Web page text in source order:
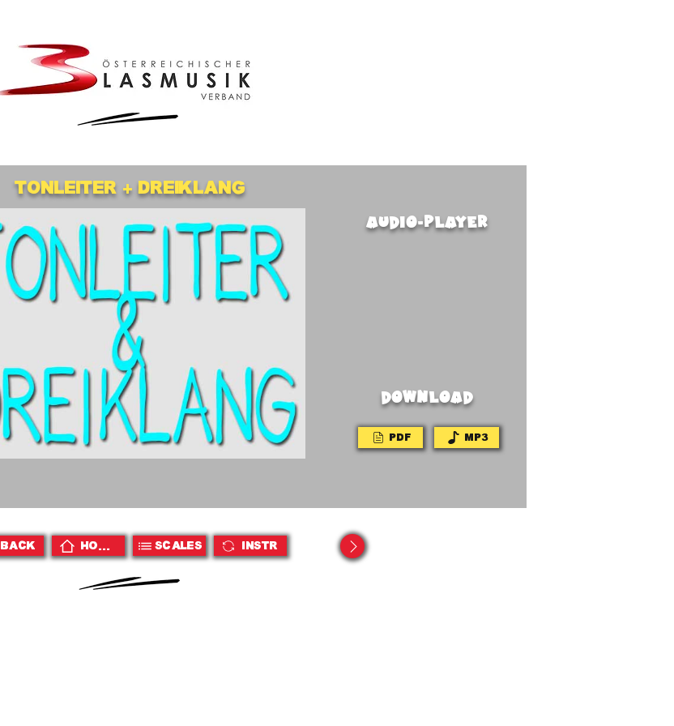
Tonleiter + Dreiklang
audio-player
DOWNLOAD
PDF MP3
BACK HOME Scales Instr